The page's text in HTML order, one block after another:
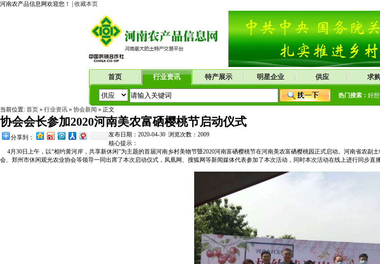
河南农产品信息网欢迎您！ | 收藏本页
首页 行业资讯 特产展示 明星企业 供应 求
热门搜索： 好
当前位置: 首页 » 行业资讯 » 协会新闻 » 正文
协会会长参加2020河南美农富硒樱桃节启动仪式
分享到： 发布日期：2020-04-30 浏览次数： 2009
核心提示：
4月30日上午，以“相约黄河岸，共享新休闲”为主题的首届河南乡村美物节暨2020河南富硒樱桃节在河南美农富硒樱桃园正式启动。河南省农
会、郑州市休闲观光农业协会等领导一同出席了本次启动仪式，凤凰网、搜狐网等新闻媒体代表参加了本次活动，同时本次活动在线上进行同步直